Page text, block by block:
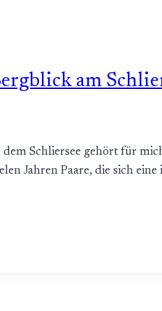
am
Schliersee gehört für
Jahren Paare, die sich eine